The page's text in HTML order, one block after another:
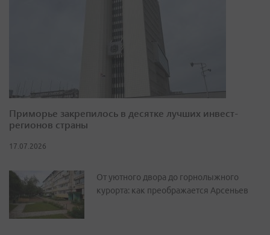
Приморье закрепилось в десятке лучших инвест-
регионов страны
17.07.2026
От уютного двора до горнолыжного
курорта: как преображается Арсеньев